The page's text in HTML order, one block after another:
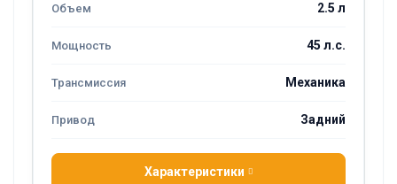
2.5 л
45 л.с.
Механика
Задний
Характеристики